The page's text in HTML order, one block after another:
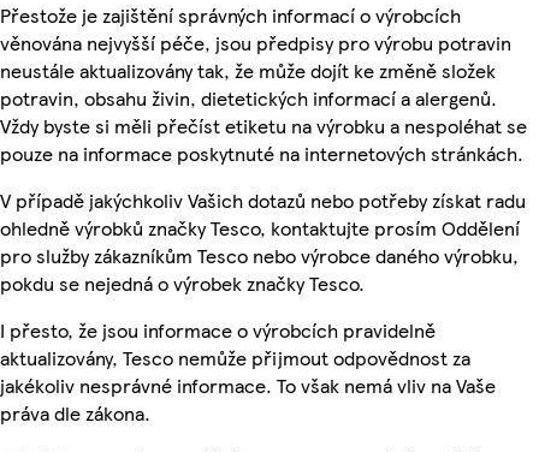
Přestože je zajištění správných informací o výrobcích
věnována nejvyšší péče, jsou předpisy pro výrobu potravin
neustále aktualizovány tak, že může dojít ke změně složek
potravin, obsahu živin, dietetických informací a alergenů.
Vždy byste si měli přečíst etiketu na výrobku a nespoléhat se
pouze na informace poskytnuté na internetových stránkách.
V případě jakýchkoliv Vašich dotazů nebo potřeby získat radu
ohledně výrobků značky Tesco, kontaktujte prosím Oddělení
pro služby zákazníkům Tesco nebo výrobce daného výrobku,
pokdu se nejedná o výrobek značky Tesco.
I přesto, že jsou informace o výrobcích pravidelně
aktualizovány, Tesco nemůže přijmout odpovědnost za
jakékoliv nesprávné informace. To však nemá vliv na Vaše
práva dle zákona.